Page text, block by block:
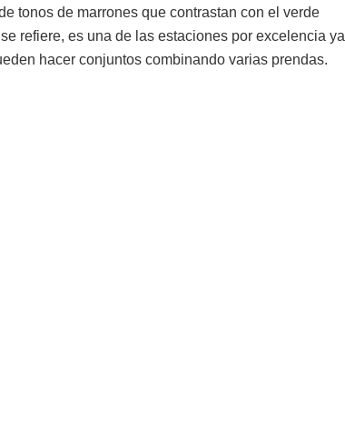
tonos de marrones que contrastan con el verde
refiere, es una de las estaciones por excelencia ya
hacer conjuntos combinando varias prendas.